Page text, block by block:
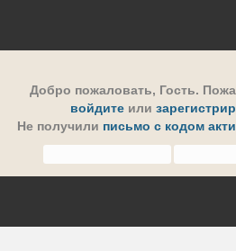
Добро пожаловать, Гость.
войдите или
Не получили письмо с кодом